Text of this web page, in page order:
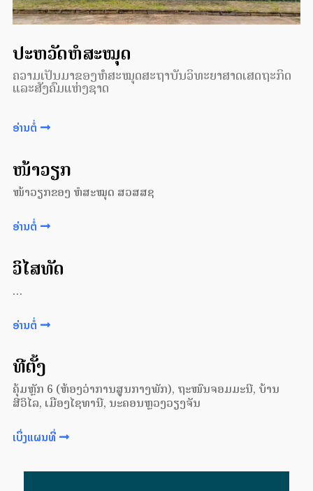
ປະຫວັດຫໍສະໝຸດ
ຄວາມເປັນມາຂອງຫໍສະໝຸດສະຖາບັນວິທະຍາສາດເສດຖະກິດ
ແລະສັງຄົມແຫ່ງຊາດ
ອ່ານຕໍ່
ໜ້າວຽກ
ໜ້າວຽກຂອງ ຫໍສະໝຸດ ສວສສຊ
ອ່ານຕໍ່
ວິໄສທັດ
…
ອ່ານຕໍ່
ທີ່ຕັ້ງ
ຄຸ້ມຫຼັກ 6 (ຫ້ອງວ່າການສູນກາງພັກ), ຖະໜົນຈອມມະນີ, ບ້ານ
ສີວິໄລ, ເມືອງໄຊທານີ, ນະຄອນຫຼວງວຽງຈັນ
ເບິ່ງແຜນທີ່